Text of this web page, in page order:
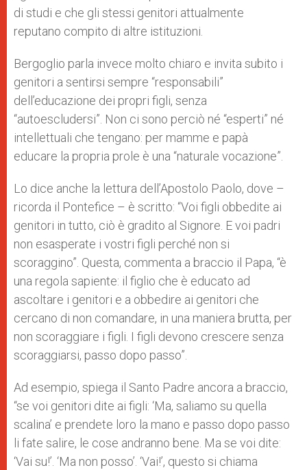
di studi e che gli stessi genitori attualmente
reputano compito di altre istituzioni.
Bergoglio parla invece molto chiaro e invita subito i
genitori a sentirsi sempre “responsabili”
dell’educazione dei propri figli, senza
“autoescludersi”. Non ci sono perciò né “esperti” né
intellettuali che tengano: per mamme e papà
educare la propria prole è una “naturale vocazione”.
Lo dice anche la lettura dell’Apostolo Paolo, dove –
ricorda il Pontefice – è scritto: “Voi figli obbedite ai
genitori in tutto, ciò è gradito al Signore. E voi padri
non esasperate i vostri figli perché non si
scoraggino”. Questa, commenta a braccio il Papa, “è
una regola sapiente: il figlio che è educato ad
ascoltare i genitori e a obbedire ai genitori che
cercano di non comandare, in una maniera brutta, per
non scoraggiare i figli. I figli devono crescere senza
scoraggiarsi, passo dopo passo”.
Ad esempio, spiega il Santo Padre ancora a braccio,
“se voi genitori dite ai figli: ‘Ma, saliamo su quella
scalina’ e prendete loro la mano e passo dopo passo
li fate salire, le cose andranno bene. Ma se voi dite:
‘Vai su!’. ‘Ma non posso’. ‘Vai!’, questo si chiama